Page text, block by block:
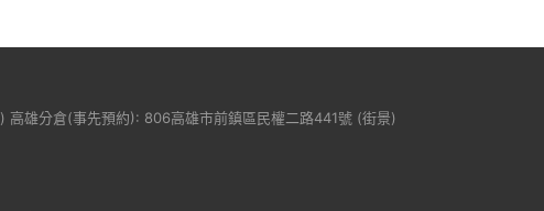
) 高雄分倉(事先預約): 806高雄市前鎮區民權二路441號 (街景)